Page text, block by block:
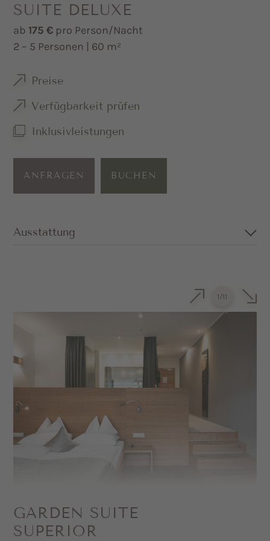
SUITE DELUXE
ab 175 € pro Person/Nacht
2 – 5 Personen | 60 m²
Preise
Verfügbarkeit prüfen
Inklusivleistungen
ANFRAGEN BUCHEN
Ausstattung
zwei Einzelbetten in der oberen Etage
Privater Balkon mit Blick nach Süden
Badezimmer mit Dusche, separatem WC,
Föhn und Kosmetikspiegel
Sat-TV und Safe
Minibar auf Wunsch
1 /11
GARDEN SUITE
SUPERIOR